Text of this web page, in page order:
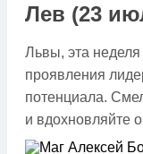
Лев (23
Львы, эта
проявления
потенциала.
и вдохновляйте